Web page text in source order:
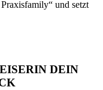
und setzt
DEIN